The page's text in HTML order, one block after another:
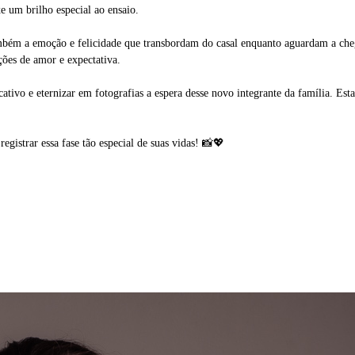
um brilho especial ao ensaio.
a emoção e felicidade que transbordam do casal enquanto aguardam a
de amor e expectativa.
e eternizar em fotografias a espera desse novo integrante da família.
essa fase tão especial de suas vidas! 📸💖